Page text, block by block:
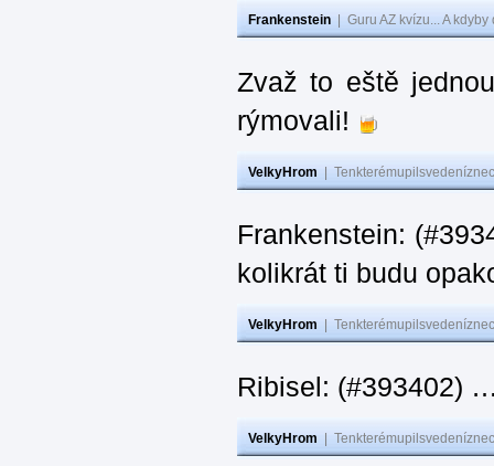
Frankenstein Guru AZ kvízu... A
Zvaž to eště
rýmovali!
VelkyHrom
Frankenstein:
kolikrát ti budu
VelkyHrom
Ribisel: (#393402)
VelkyHrom